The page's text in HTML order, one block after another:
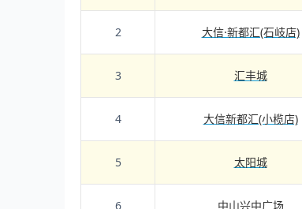
2 大信·新都汇(石岐店)
3 汇丰城
4 大信新都汇(小榄店)
5 太阳城
6 中山兴中广场